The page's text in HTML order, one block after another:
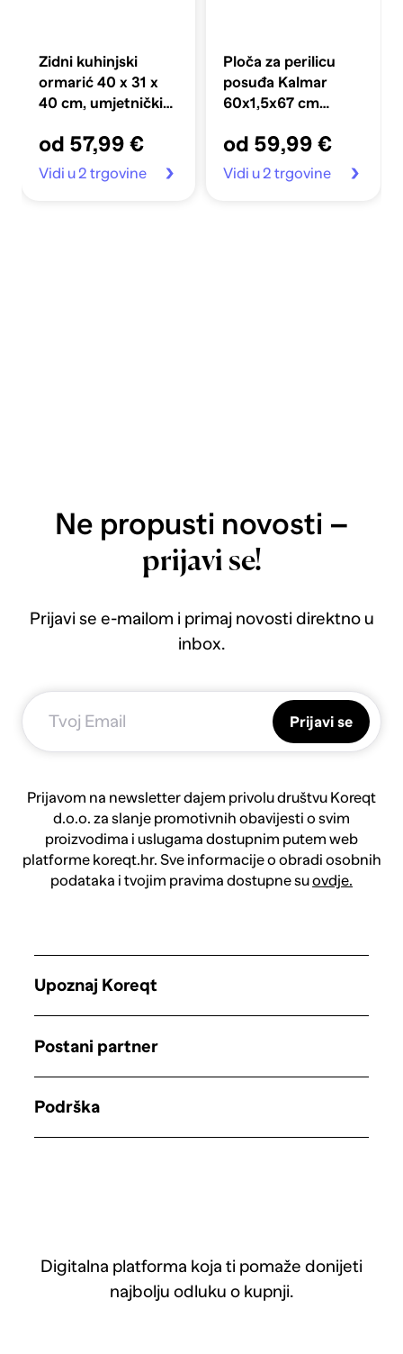
Zidni kuhinjski
ormarić 40 x 31 x
40 cm, umjetnički
od 57,99 €
Vidi u 2 trgovine
Ploča za perilicu
posuđa Kalmar
60x1,5x67 cm
od 59,99 €
Vidi u 2 trgovine
Ne propusti novosti –
prijavi se!
Prijavi se e-mailom i primaj novosti direktno u
inbox.
Prijavi se
Prijavom na newsletter dajem privolu društvu Koreqt
d.o.o. za slanje promotivnih obavijesti o svim
proizvodima i uslugama dostupnim putem web
platforme koreqt.hr. Sve informacije o obradi osobnih
podataka i tvojim pravima dostupne suovdje.
Digitalna platforma koja ti pomaže donijeti
najbolju odluku o kupnji.
Upoznaj Koreqt
Postani partner
Podrška